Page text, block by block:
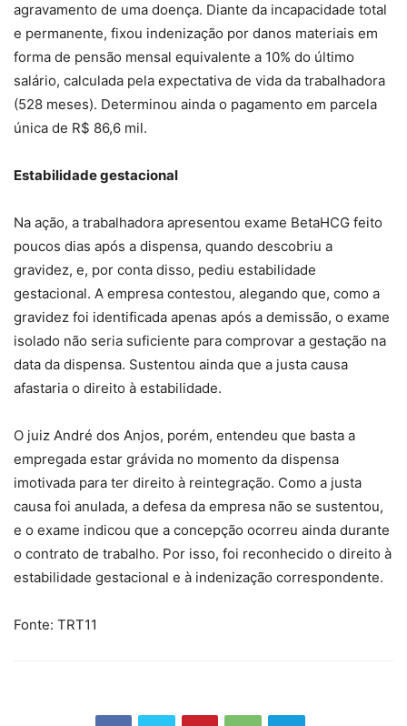
agravamento de uma doença. Diante da incapacidade total
e permanente, fixou indenização por danos materiais em
forma de pensão mensal equivalente a 10% do último
salário, calculada pela expectativa de vida da trabalhadora
(528 meses). Determinou ainda o pagamento em parcela
única de R$ 86,6 mil.
Estabilidade gestacional
Na ação, a trabalhadora apresentou exame BetaHCG feito
poucos dias após a dispensa, quando descobriu a
gravidez, e, por conta disso, pediu estabilidade
gestacional. A empresa contestou, alegando que, como a
gravidez foi identificada apenas após a demissão, o exame
isolado não seria suficiente para comprovar a gestação na
data da dispensa. Sustentou ainda que a justa causa
afastaria o direito à estabilidade.
O juiz André dos Anjos, porém, entendeu que basta a
empregada estar grávida no momento da dispensa
imotivada para ter direito à reintegração. Como a justa
causa foi anulada, a defesa da empresa não se sustentou,
e o exame indicou que a concepção ocorreu ainda durante
o contrato de trabalho. Por isso, foi reconhecido o direito à
estabilidade gestacional e à indenização correspondente.
Fonte: TRT11